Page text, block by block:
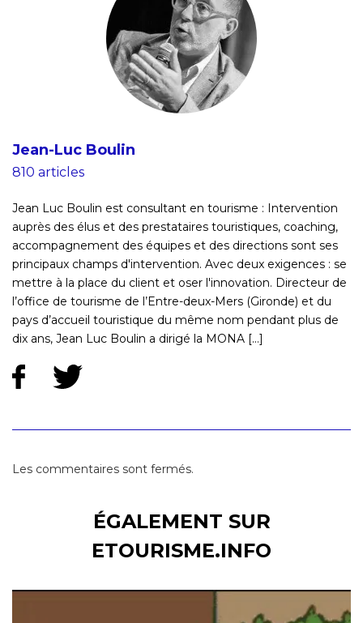
Jean-Luc Boulin
810 articles
Jean Luc Boulin est consultant en tourisme : Intervention
auprès des élus et des prestataires touristiques, coaching,
accompagnement des équipes et des directions sont ses
principaux champs d'intervention. Avec deux exigences : se
mettre à la place du client et oser l'innovation. Directeur de
l’office de tourisme de l’Entre-deux-Mers (Gironde) et du
pays d’accueil touristique du même nom pendant plus de
dix ans, Jean Luc Boulin a dirigé la MONA [...]
Les commentaires sont fermés.
ÉGALEMENT SUR
ETOURISME.INFO